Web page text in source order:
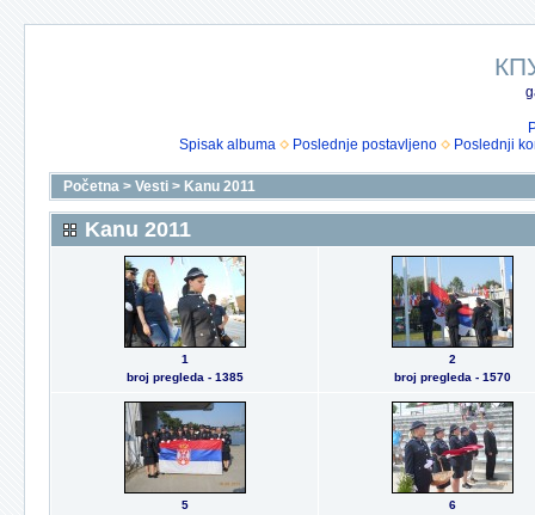
Spisak albuma
Poslednje postavljeno Poslednji
Početna > Vesti > Kanu 2011
Kanu 2011
1
broj pregleda - 1385
2
broj pregleda - 1570
5
6